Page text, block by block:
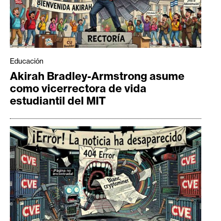
Educación
Akirah Bradley-Armstrong asume
como vicerrectora de vida
estudiantil del MIT